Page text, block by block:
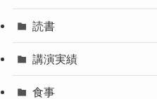
読書
講演実績
食事